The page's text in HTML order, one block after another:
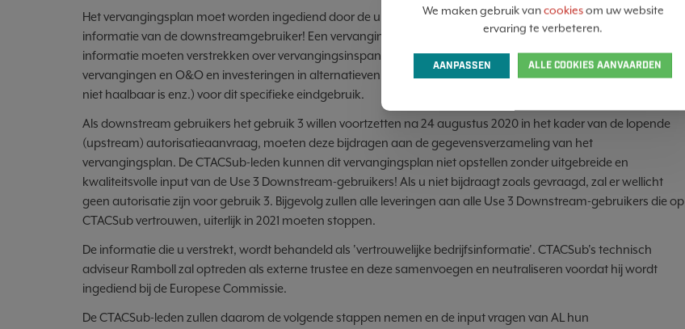
Het vervangingsplan moet worden ingediend door de upstream-aanvragers en moet zijn gebaseerd op
informatie van de downstreamgebruiker! Een vervangingsplan is een document waarbij de aanvrager(s)
informatie moeten verstrekken over vervangingsinspanningen voor chroomtrioxide (tijdschema, vervangende
vervangingen en O&O en investeringen in alternatieven, redenen waarom vervanging voor een specifiek gebruik
niet haalbaar is enz.) voor dit specifieke eindgebruik.
Als downstream gebruikers het gebruik 3 willen voortzetten na 24 augustus 2020 in het kader van de lopende
(upstream) autorisatieaanvraag, moeten deze bijdragen aan de gegevensverzameling van het
vervangingsplan. De CTACSub-leden kunnen dit vervangingsplan niet opstellen zonder uitgebreide en
kwaliteitsvolle input van de Use 3 Downstream-gebruikers! Als u niet bijdraagt zoals gevraagd, zal er wellicht
geen autorisatie zijn voor gebruik 3. Bijgevolg zullen alle leveringen aan alle Use 3 Downstream-gebruikers die op
CTACSub vertrouwen, uiterlijk in 2021 moeten stoppen.
De informatie die u verstrekt, wordt behandeld als 'vertrouwelijke bedrijfsinformatie'. CTACSub's technisch
adviseur Ramboll zal optreden als externe trustee en deze samenvoegen en neutraliseren voordat hij wordt
ingediend bij de Europese Commissie.
De CTACSub-leden zullen daarom de volgende stappen nemen en de input vragen van AL hun
We maken gebruik vancookiesom uw website
ervaring te verbeteren.
AANPASSEN ALLE COOKIES AANVAARDEN